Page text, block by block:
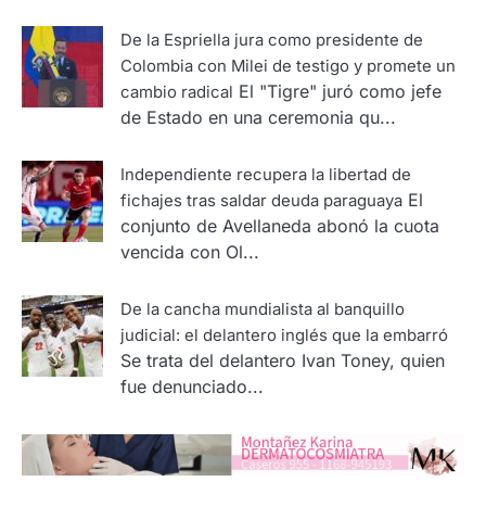
De la Espriella jura como presidente de
Colombia con Milei de testigo y promete un
cambio radical El "Tigre" juró como jefe
de Estado en una ceremonia qu...
Independiente recupera la libertad de
fichajes tras saldar deuda paraguaya El
conjunto de Avellaneda abonó la cuota
vencida con Ol...
De la cancha mundialista al banquillo
judicial: el delantero inglés que la embarró
Se trata del delantero Ivan Toney, quien
fue denunciado...